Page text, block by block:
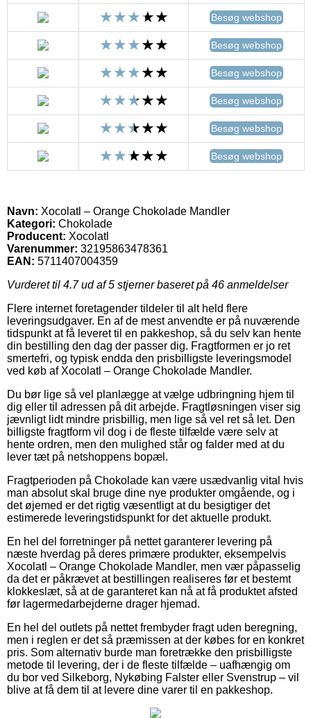
Besøg webshop
Besøg webshop
Besøg webshop
Besøg webshop
Besøg webshop
Besøg webshop
Navn: Xocolatl – Orange Chokolade Mandler
Kategori: Chokolade
Producent: Xocolatl
Varenummer: 32195863478361
EAN: 5711407004359
Vurderet til 4.7ud af 5 stjerner baseret på 46 anmeldelser
Flere internet foretagender tildeler til alt held flere
leveringsudgaver. En af de mest anvendte er på nuværende
tidspunkt at få leveret til en pakkeshop, så du selv kan hente
din bestilling den dag der passer dig. Fragtformen er jo ret
smertefri, og typisk endda den prisbilligste leveringsmodel
ved køb af Xocolatl – Orange Chokolade Mandler.
Du bør lige så vel planlægge at vælge udbringning hjem til
dig eller til adressen på dit arbejde. Fragtløsningen viser sig
jævnligt lidt mindre prisbillig, men lige så vel ret så let. Den
billigste fragtform vil dog i de fleste tilfælde være selv at
hente ordren, men den mulighed står og falder med at du
lever tæt på netshoppens bopæl.
Fragtperioden på Chokolade kan være usædvanlig vital hvis
man absolut skal bruge dine nye produkter omgående, og i
det øjemed er det rigtig væsentligt at du besigtiger det
estimerede leveringstidspunkt for det aktuelle produkt.
En hel del forretninger på nettet garanterer levering på
næste hverdag på deres primære produkter, eksempelvis
Xocolatl – Orange Chokolade Mandler, men vær påpasselig
da det er påkrævet at bestillingen realiseres før et bestemt
klokkeslæt, så at de garanteret kan nå at få produktet afsted
før lagermedarbejderne drager hjemad.
En hel del outlets på nettet frembyder fragt uden beregning,
men i reglen er det så præmissen at der købes for en konkret
pris. Som alternativ burde man foretrække den prisbilligste
metode til levering, der i de fleste tilfælde – uafhængig om
du bor ved Silkeborg, Nykøbing Falster eller Svenstrup – vil
blive at få dem til at levere dine varer til en pakkeshop.